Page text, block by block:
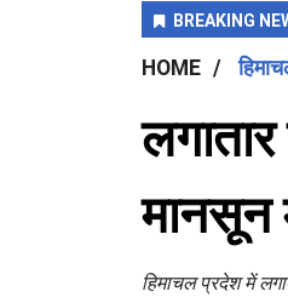
HOME
हिमाचल प्रदेश में